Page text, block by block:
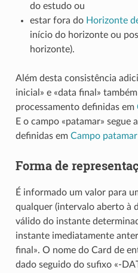
do estudo ou
estar fora do Horizonte
início do horizonte ou
horizonte).
Além desta consistência
inicial» e «data final»
processamento definidas em
E o campo «patamar» segue
definidas em Campo patamar
Forma de
É informado um valor para
qualquer (intervalo aberto à
válido do instante
instante imediatamente
final». O nome do Card de
dado seguido do sufixo «-